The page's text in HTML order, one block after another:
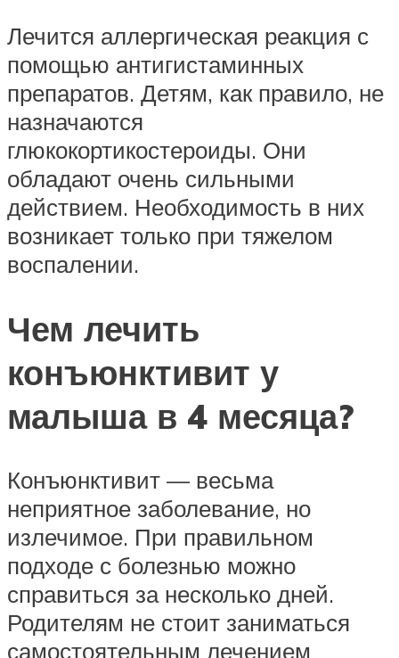
Лечится аллергическая реакция с
помощью антигистаминных
препаратов. Детям, как правило, не
назначаются
глюкокортикостероиды. Они
обладают очень сильными
действием. Необходимость в них
возникает только при тяжелом
воспалении.
Чем лечить
конъюнктивит у
малыша в 4 месяца?
Конъюнктивит — весьма
неприятное заболевание, но
излечимое. При правильном
подходе с болезнью можно
справиться за несколько дней.
Родителям не стоит заниматься
самостоятельным лечением